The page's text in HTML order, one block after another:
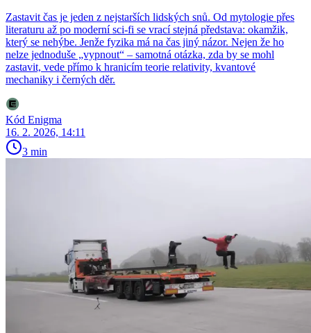
Zastavit čas je jeden z nejstarších lidských snů. Od mytologie přes
literaturu až po moderní sci-fi se vrací stejná představa: okamžik,
který se nehýbe. Jenže fyzika má na čas jiný názor. Nejen že ho
nelze jednoduše „vypnout“ – samotná otázka, zda by se mohl
zastavit, vede přímo k hranicím teorie relativity, kvantové
mechaniky i černých děr.
Kód Enigma
16. 2. 2026, 14:11
3 min